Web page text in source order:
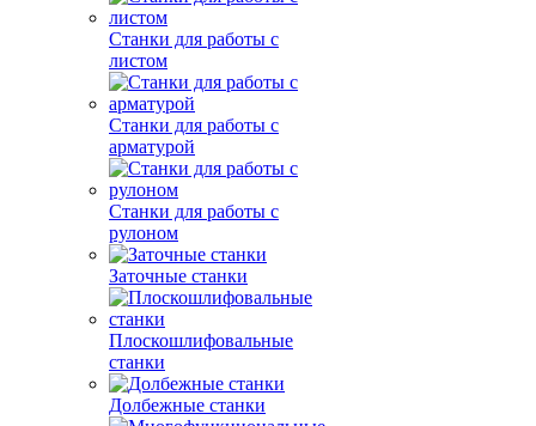
Станки для работы с
листом
Станки для работы с
арматурой
Станки для работы с
рулоном
Заточные станки
Плоскошлифовальные
станки
Долбежные станки